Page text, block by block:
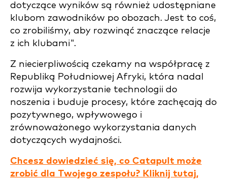
dotyczące wyników są również udostępniane
klubom zawodników po obozach. Jest to coś,
co zrobiliśmy, aby rozwinąć znaczące relacje
z ich klubami".
Z niecierpliwością czekamy na współpracę z
Republiką Południowej Afryki, która nadal
rozwija wykorzystanie technologii do
noszenia i buduje procesy, które zachęcają do
pozytywnego, wpływowego i
zrównoważonego wykorzystania danych
dotyczących wydajności.
Chcesz dowiedzieć się, co Catapult może
zrobić dla Twojego zespołu? Kliknij tutaj,